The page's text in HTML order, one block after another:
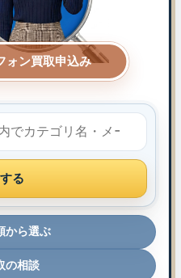
ォン買取申込み
る
から選ぶ
の相談